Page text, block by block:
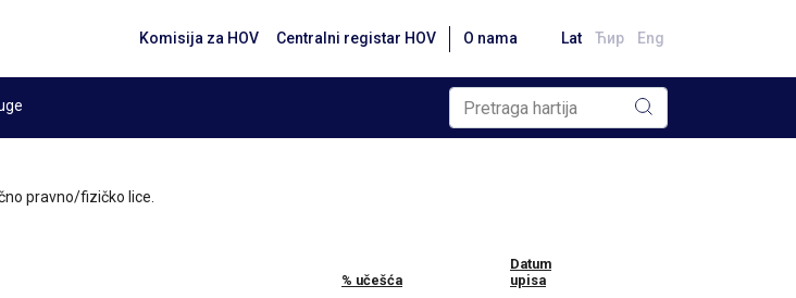
Komisija za HOV Centralni registar HOV O nama Lat Ћир Eng
pravno/fizičko lice.
% učešća
Datum
upisa